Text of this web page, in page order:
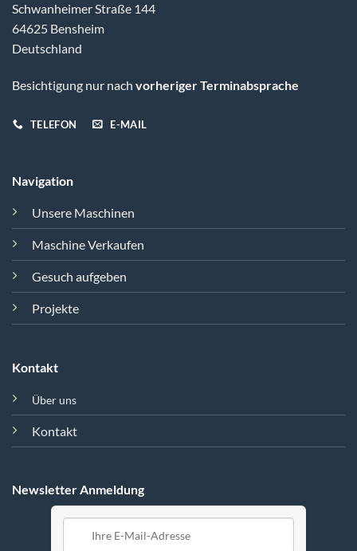
Schwanheimer Straße 144
64625 Bensheim
Deutschland
Besichtigung nur nach vorheriger Terminabsprache
TELEFON E-MAIL
Navigation
Unsere Maschinen
Maschine Verkaufen
Gesuch aufgeben
Projekte
Kontakt
Über uns
Kontakt
Newsletter Anmeldung